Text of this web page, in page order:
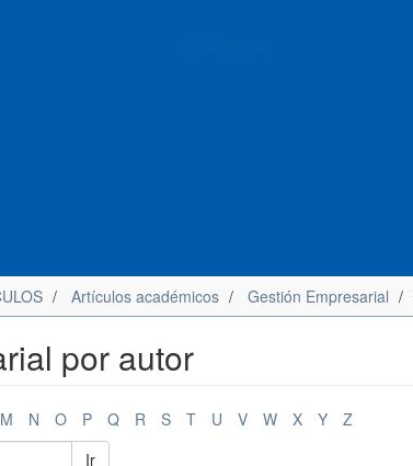
Artículos académicos Gestión Empresarial
por autor
M N O P Q R S T U V W X Y
Z
Ir